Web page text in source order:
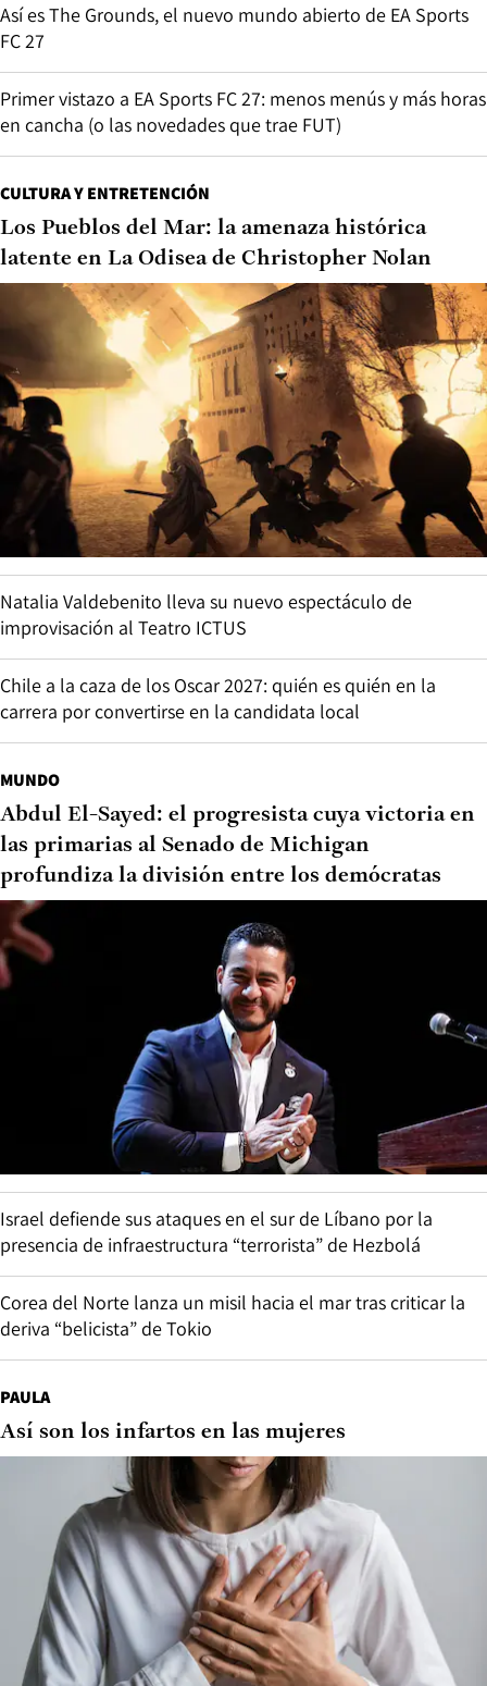
Así es The Grounds, el nuevo mundo abierto de EA Sports
FC 27
Primer vistazo a EA Sports FC 27: menos menús y más horas
en cancha (o las novedades que trae FUT)
CULTURA Y ENTRETENCIÓN
Los Pueblos del Mar: la amenaza histórica
latente en La Odisea de Christopher Nolan
Natalia Valdebenito lleva su nuevo espectáculo de
improvisación al Teatro ICTUS
Chile a la caza de los Oscar 2027: quién es quién en la
carrera por convertirse en la candidata local
MUNDO
Abdul El-Sayed: el progresista cuya victoria en
las primarias al Senado de Michigan
profundiza la división entre los demócratas
Israel defiende sus ataques en el sur de Líbano por la
presencia de infraestructura “terrorista” de Hezbolá
Corea del Norte lanza un misil hacia el mar tras criticar la
deriva “belicista” de Tokio
PAULA
Así son los infartos en las mujeres